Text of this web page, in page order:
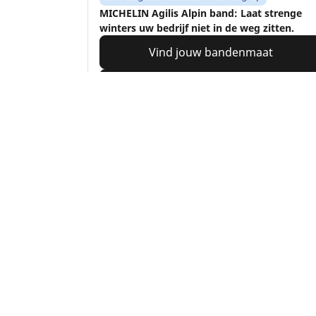
MICHELIN Agilis Alpin band: Laat strenge
winters uw bedrijf niet in de weg zitten.
Vind jouw bandenmaat